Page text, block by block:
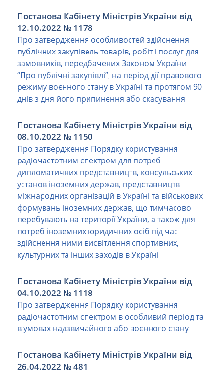
Постанова Кабінету Міністрів України від
12.10.2022 № 1178
Про затвердження особливостей здійснення
публічних закупівель товарів, робіт і послуг для
замовників, передбачених Законом України
“Про публічні закупівлі”, на період дії правового
режиму воєнного стану в Україні та протягом 90
днів з дня його припинення або скасування
Постанова Кабінету Міністрів України від
08.10.2022 № 1150
Про затвердження Порядку користування
радіочастотним спектром для потреб
дипломатичних представництв, консульських
установ іноземних держав, представництв
міжнародних організацій в Україні та військових
формувань іноземних держав, що тимчасово
перебувають на території України, а також для
потреб іноземних юридичних осіб під час
здійснення ними висвітлення спортивних,
культурних та інших заходів в Україні
Постанова Кабінету Міністрів України від
04.10.2022 № 1118
Про затвердження Порядку користування
радіочастотним спектром в особливий період та
в умовах надзвичайного або воєнного стану
Постанова Кабінету Міністрів України від
26.04.2022 № 481